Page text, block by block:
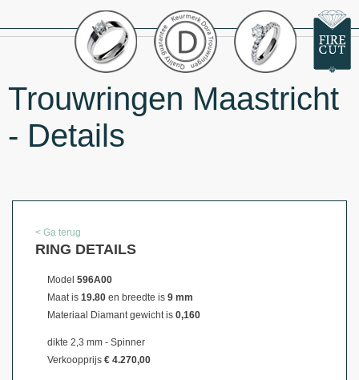
Trouwringen Maastricht
- Details
< Ga terug
RING DETAILS
Model 596A00
Maat is 19.80 en breedte is 9 mm
Materiaal Diamant gewicht is 0,160
dikte 2,3 mm - Spinner
Verkoopprijs € 4.270,00